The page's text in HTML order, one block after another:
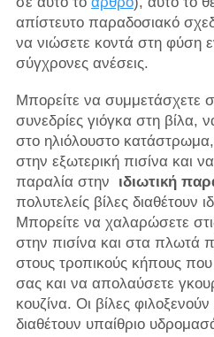
απίστευτο παραδοσιακό
να νιώσετε κοντά στη φύση
σύγχρονες ανέσεις.
Μπορείτε να συμμετάσχετε
συνεδρίες γιόγκα στη βίλα,
στο ηλιόλουστο
στην εξωτερική πισίνα και
παραλία στην
ιδιωτική
πολυτελείς βίλες διαθέτουν
Μπορείτε να χαλαρώσετε
στην πισίνα και στα πλωτά
στους τροπικούς κήπους
σας και να απολαύσετε
κουζίνα. Οι βίλες
διαθέτουν υπαίθριο